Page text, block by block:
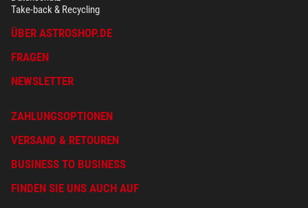
Take-back & Recycling
ÜBER ASTROSHOP.DE
FRAGEN
NEWSLETTER
ZAHLUNGSOPTIONEN
VERSAND & RETOUREN
BUSINESS TO BUSINESS
FINDEN SIE UNS AUCH AUF